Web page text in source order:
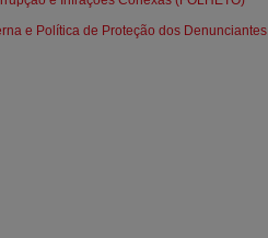
e Política de Proteção dos Denunciantes